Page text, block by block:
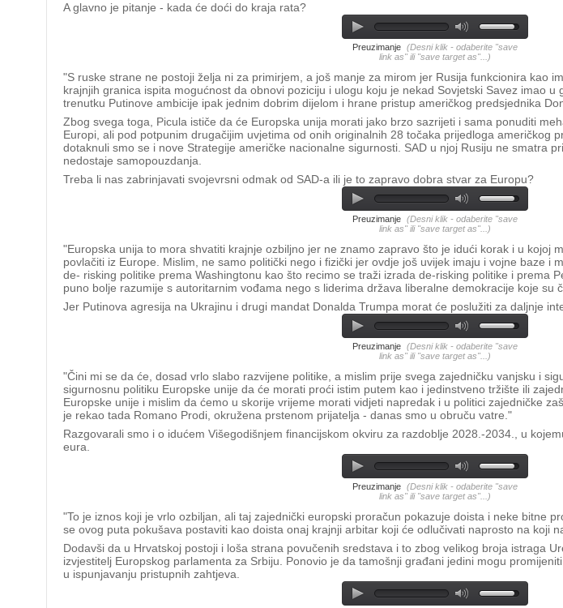
A glavno je pitanje - kada će doći do kraja rata?
Preuzimanje (Desni klik - odaberite "save
link as" ili "save target as"...)
"S ruske strane ne postoji želja ni za primirjem, a još manje za mirom jer Rusija funkcionira kao
krajnjih granica ispita mogućnost da obnovi poziciju i ulogu koju je nekad Sovjetski Savez imao
trenutku Putinove ambicije ipak jednim dobrim dijelom i hrane pristup američkog predsjednika
Zbog svega toga, Picula ističe da će Europska unija morati jako brzo sazrijeti i sama ponuditi
Europi, ali pod potpunim drugačijim uvjetima od onih originalnih 28 točaka prijedloga američkog
dotaknuli smo se i nove Strategije američke nacionalne sigurnosti. SAD u njoj Rusiju ne smatra
nedostaje samopouzdanja.
Treba li nas zabrinjavati svojevrsni odmak od SAD-a ili je to zapravo dobra stvar za Europu?
Preuzimanje (Desni klik - odaberite "save
link as" ili "save target as"...)
"Europska unija to mora shvatiti krajnje ozbiljno jer ne znamo zapravo što je idući korak i u kojoj
povlačiti iz Europe. Mislim, ne samo politički nego i fizički jer ovdje još uvijek imaju i vojne baze i
de- risking politike prema Washingtonu kao što recimo se traži izrada de-risking politike i prema
puno bolje razumije s autoritarnim vođama nego s liderima država liberalne demokracije koje su
Jer Putinova agresija na Ukrajinu i drugi mandat Donalda Trumpa morat će poslužiti za daljnje
Preuzimanje (Desni klik - odaberite "save
link as" ili "save target as"...)
"Čini mi se da će, dosad vrlo slabo razvijene politike, a mislim prije svega zajedničku vanjsku i
sigurnosnu politiku Europske unije da će morati proći istim putem kao i jedinstveno tržište ili
Europske unije i mislim da ćemo u skorije vrijeme morati vidjeti napredak i u politici zajedničke
je rekao tada Romano Prodi, okružena prstenom prijatelja - danas smo u obruču vatre."
Razgovarali smo i o idućem Višegodišnjem financijskom okviru za razdoblje 2028.-2034., u
eura.
Preuzimanje (Desni klik - odaberite "save
link as" ili "save target as"...)
"To je iznos koji je vrlo ozbiljan, ali taj zajednički europski proračun pokazuje doista i neke bitne
se ovog puta pokušava postaviti kao doista onaj krajnji arbitar koji će odlučivati naprosto na koji
Dodavši da u Hrvatskoj postoji i loša strana povučenih sredstava i to zbog velikog broja istraga
izvjestitelj Europskog parlamenta za Srbiju. Ponovio je da tamošnji građani jedini mogu
u ispunjavanju pristupnih zahtjeva.